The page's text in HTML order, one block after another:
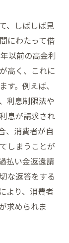
、しばしば見
にわたって借
以前の高金利
高く、これに
。例えば、
利息制限法や
息が請求され
、消費者が自
しまうことが
払い金返還請
な返答をする
より、消費者
求められま